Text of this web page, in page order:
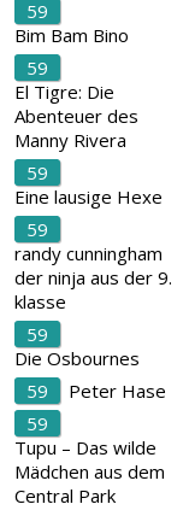
59
Bim Bam Bino
59
El Tigre: Die
Abenteuer des
Manny Rivera
59
Eine lausige Hexe
59
randy cunningham
der ninja aus der 9.
klasse
59
Die Osbournes
59
Peter Hase
59
Tupu – Das wilde
Mädchen aus dem
Central Park